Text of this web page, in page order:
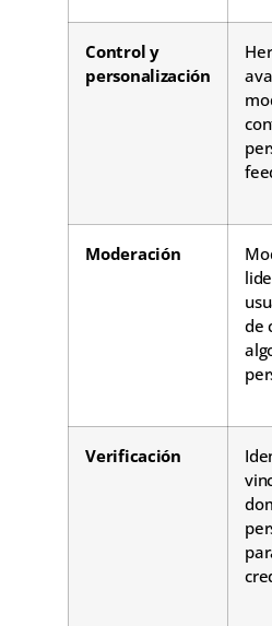
Control y
personalización
Moderación
de
Verificación